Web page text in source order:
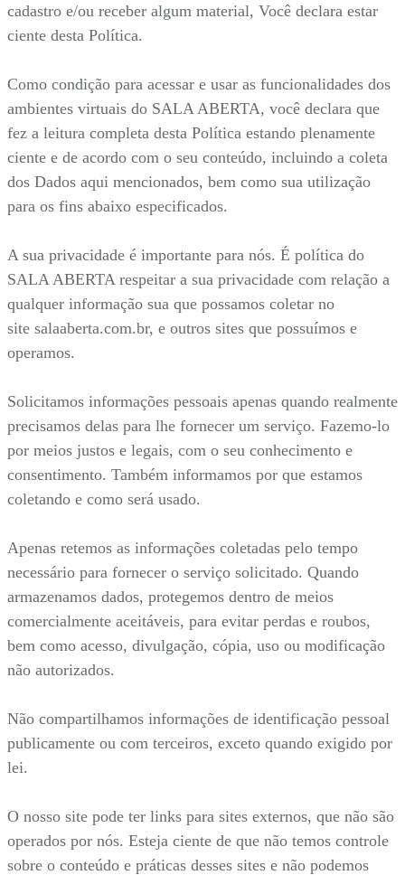
cadastro e/ou receber algum material, Você declara estar
ciente desta Política.
Como condição para acessar e usar as funcionalidades dos
ambientes virtuais do SALA ABERTA, você declara que
fez a leitura completa desta Política estando plenamente
ciente e de acordo com o seu conteúdo, incluindo a coleta
dos Dados aqui mencionados, bem como sua utilização
para os fins abaixo especificados.
A sua privacidade é importante para nós. É política do
SALA ABERTA respeitar a sua privacidade com relação a
qualquer informação sua que possamos coletar no
site salaaberta.com.br, e outros sites que possuímos e
operamos.
Solicitamos informações pessoais apenas quando realmente
precisamos delas para lhe fornecer um serviço. Fazemo-lo
por meios justos e legais, com o seu conhecimento e
consentimento. Também informamos por que estamos
coletando e como será usado.
Apenas retemos as informações coletadas pelo tempo
necessário para fornecer o serviço solicitado. Quando
armazenamos dados, protegemos dentro de meios
comercialmente aceitáveis, para evitar perdas e roubos,
bem como acesso, divulgação, cópia, uso ou modificação
não autorizados.
Não compartilhamos informações de identificação pessoal
publicamente ou com terceiros, exceto quando exigido por
lei.
O nosso site pode ter links para sites externos, que não são
operados por nós. Esteja ciente de que não temos controle
sobre o conteúdo e práticas desses sites e não podemos